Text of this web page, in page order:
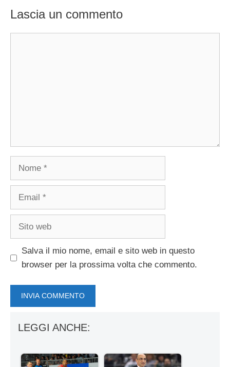
Lascia un commento
Nome
Email
Sito
Salva il mio nome, email e sito web in questo
browser per la prossima volta che commento.
LEGGI ANCHE: